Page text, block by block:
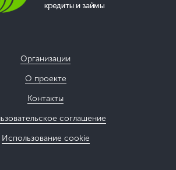
Организации
О проекте
Контакты
соглашение
Использование cookie